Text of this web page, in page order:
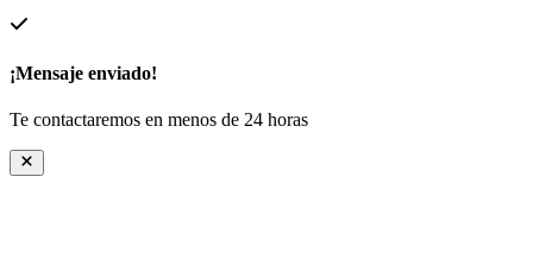
¡Mensaje enviado!
Te contactaremos en menos de 24 horas